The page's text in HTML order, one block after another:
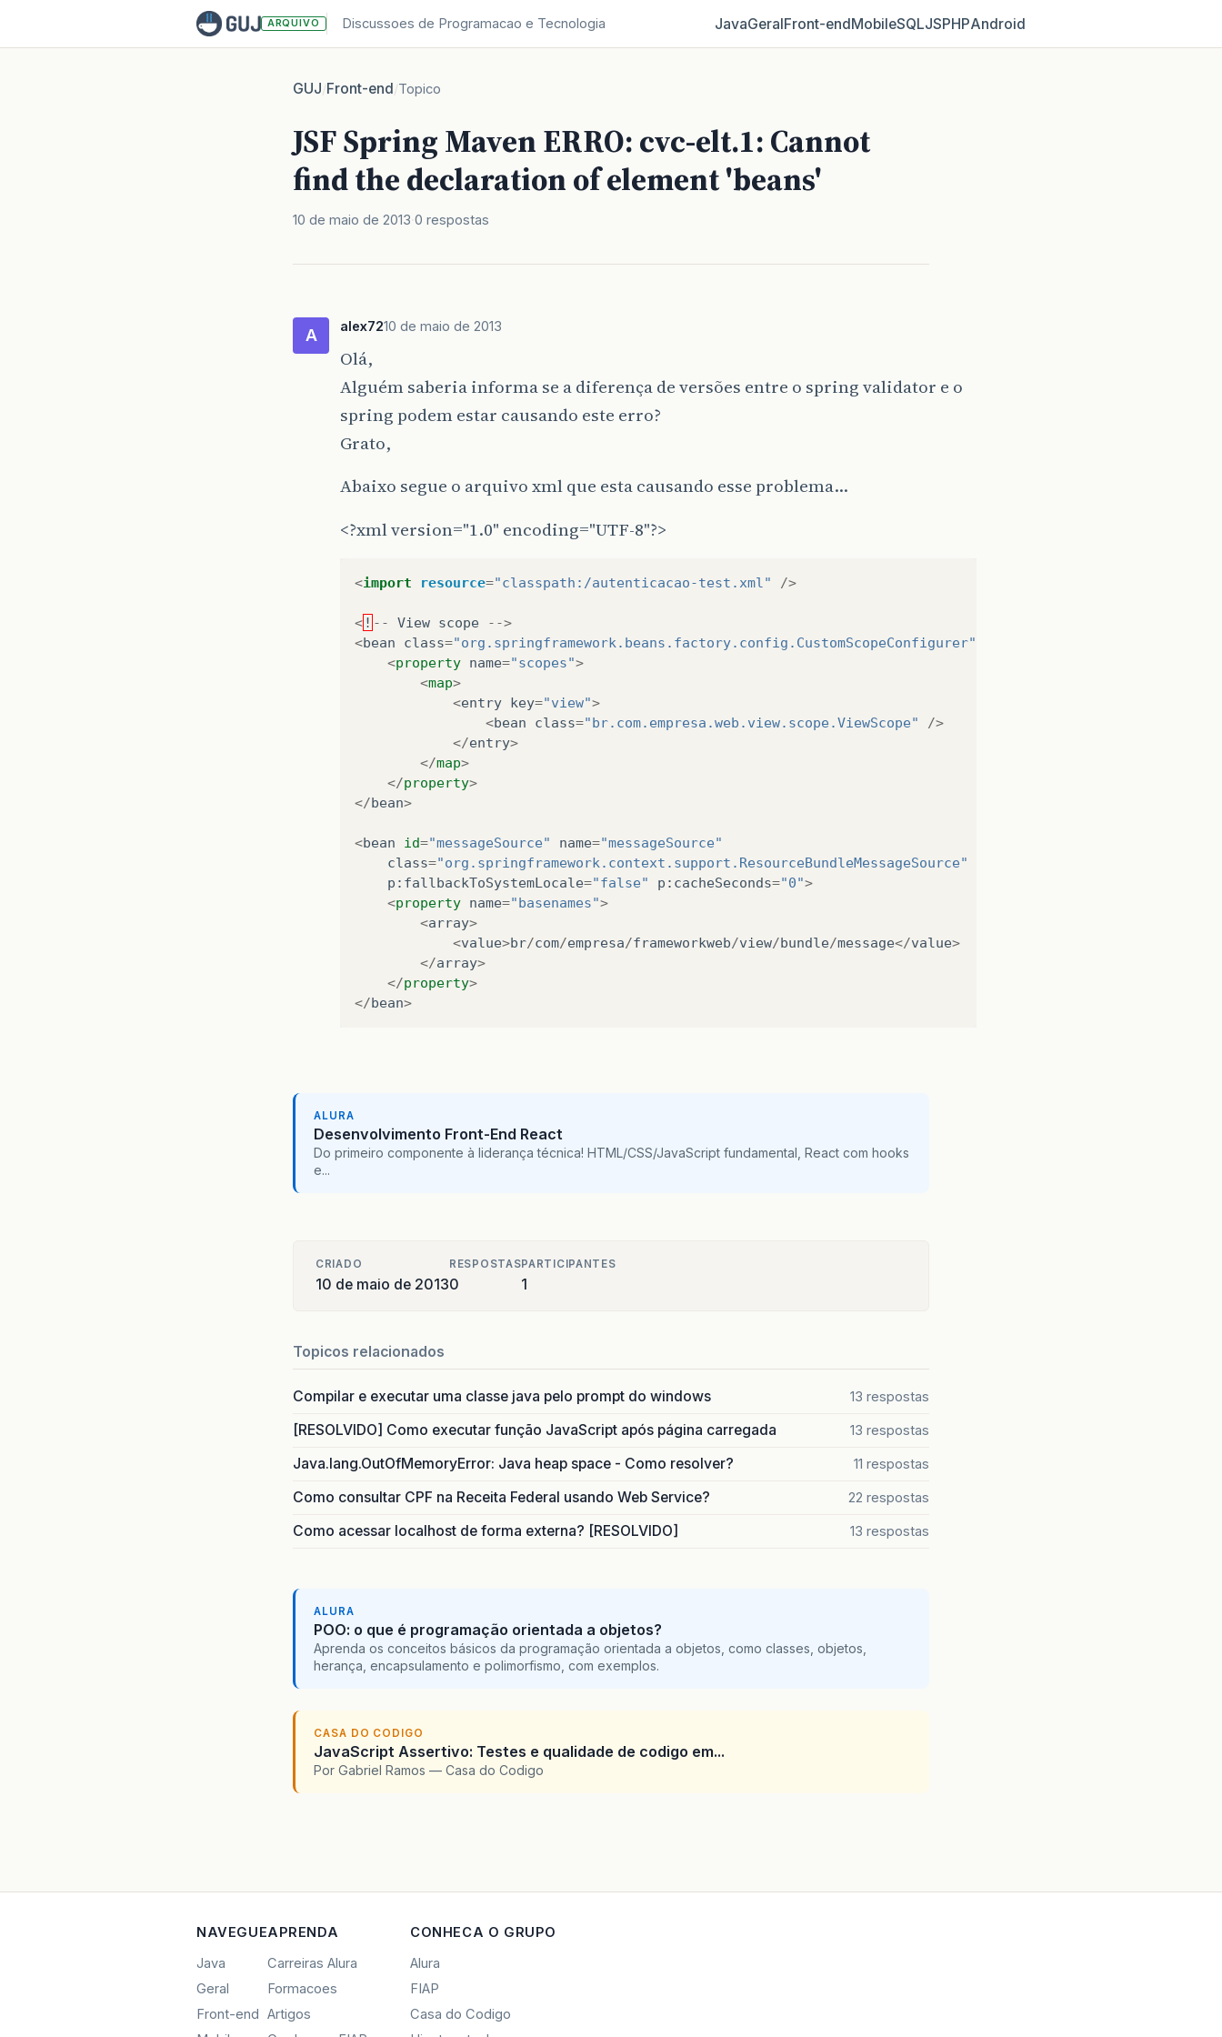
ARQUIVO Discussoes de Programacao e Tecnologia JavaGeralFront‑endMobileSQLJSPHPAndroid
GUJ/Front-end/Topico
JSF Spring Maven ERRO: cvc-elt.1: Cannot
find the declaration of element 'beans'
10 de maio de 2013 0 respostas
A alex7210 de maio de 2013
Olá,
Alguém saberia informa se a diferença de versões entre o spring validator e o
spring podem estar causando este erro?
Grato,
Abaixo segue o arquivo xml que esta causando esse problema…
<?xml version="1.0" encoding="UTF-8"?>
<import resource="classpath:/autenticacao-test.xml" />
< ! -- View scope
-->
<bean class="org.springframework.beans.factory.config.CustomScopeConfigurer"
<property name="scopes">
<map>
<entry key="view">
<bean class="br.com.empresa.web.view.scope.ViewScope"
/>
</entry>
</map>
</property>
</bean>
<bean id="messageSource" name="messageSource"
class="org.springframework.context.support.ResourceBundleMessageSource"
p : fallbackToSystemLocale="false" p : cacheSeconds="0">
<property name="basenames">
<array>
<value>br/com/empresa/frameworkweb/view/bundle/message</value>
</array>
</property>
</bean>
ALURA
Desenvolvimento Front-End React
Do primeiro componente à liderança técnica! HTML/CSS/JavaScript fundamental, React com hooks
e...
CRIADO
10 de maio de 2013
RESPOSTAS
0
PARTICIPANTES
1
Topicos relacionados
Compilar e executar uma classe java pelo prompt do windows 13 respostas
[RESOLVIDO] Como executar função JavaScript após página carregada 13 respostas
Java.lang.OutOfMemoryError: Java heap space - Como resolver? 11 respostas
Como consultar CPF na Receita Federal usando Web Service? 22 respostas
Como acessar localhost de forma externa? [RESOLVIDO] 13 respostas
ALURA
POO: o que é programação orientada a objetos?
Aprenda os conceitos básicos da programação orientada a objetos, como classes, objetos,
herança, encapsulamento e polimorfismo, com exemplos.
CASA DO CODIGO
JavaScript Assertivo: Testes e qualidade de codigo em...
Por Gabriel Ramos — Casa do Codigo
NAVEGUE
Java
Geral
Front-end
APRENDA
Carreiras Alura
Formacoes
Artigos
CONHECA O GRUPO
Alura
FIAP
Casa do Codigo